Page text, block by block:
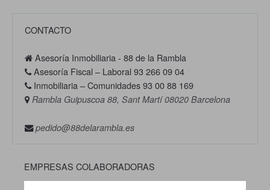
CONTACTO
Asesoría Inmobiliaria - 88 de la Rambla
Asesoría Fiscal – Laboral 93 266 09 04
Inmobiliaria – Comunidades 93 00 88 169
Rambla Guipuscoa 88, Sant Martí 08020 Barcelona
pedido@88delarambla.es
EMPRESAS COLABORADORAS